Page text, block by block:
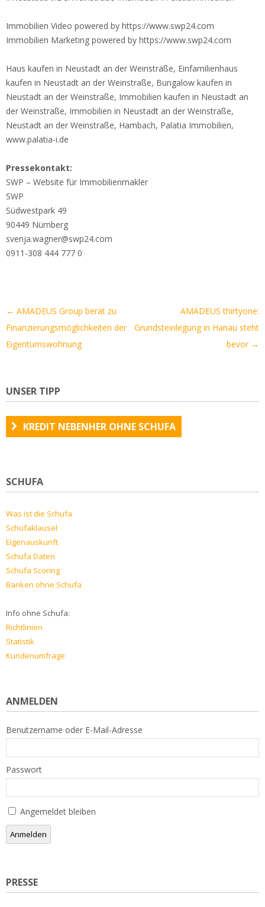
Immobilien Video powered by https://www.swp24.com
Immobilien Marketing powered by https://www.swp24.com
Haus kaufen in Neustadt an der Weinstraße, Einfamilienhaus
kaufen in Neustadt an der Weinstraße, Bungalow kaufen in
Neustadt an der Weinstraße, Immobilien kaufen in Neustadt an
der Weinstraße, Immobilien in Neustadt an der Weinstraße,
Neustadt an der Weinstraße, Hambach, Palatia Immobilien,
www.palatia-i.de
Pressekontakt:
SWP – Website für Immobilienmakler
SWP
Südwestpark 49
90449 Nürnberg
svenja.wagner@swp24.com
0911-308 444 777 0
Artikel-
Navigation
← AMADEUS Group berät zu
Finanzierungsmöglichkeiten der
Eigentumswohnung
AMADEUS thirtyone:
Grundsteinlegung in Hanau steht
bevor →
UNSER TIPP
KREDIT NEBENHER OHNE SCHUFA
SCHUFA
Was ist die Schufa
Schufaklausel
Eigenauskunft
Schufa Daten
Schufa Scoring
Banken ohne Schufa
Info ohne Schufa:
Richtlinien
Statistik
Kundenumfrage
ANMELDEN
Benutzername oder E-Mail-Adresse
Passwort
Angemeldet bleiben
Anmelden
PRESSE